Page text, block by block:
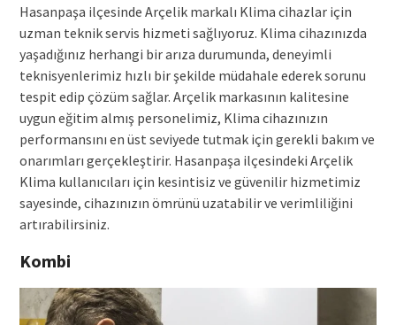
Hasanpaşa ilçesinde Arçelik markalı Klima cihazlar için
uzman teknik servis hizmeti sağlıyoruz. Klima cihazınızda
yaşadığınız herhangi bir arıza durumunda, deneyimli
teknisyenlerimiz hızlı bir şekilde müdahale ederek sorunu
tespit edip çözüm sağlar. Arçelik markasının kalitesine
uygun eğitim almış personelimiz, Klima cihazınızın
performansını en üst seviyede tutmak için gerekli bakım ve
onarımları gerçekleştirir. Hasanpaşa ilçesindeki Arçelik
Klima kullanıcıları için kesintisiz ve güvenilir hizmetimiz
sayesinde, cihazınızın ömrünü uzatabilir ve verimliliğini
artırabilirsiniz.
Kombi